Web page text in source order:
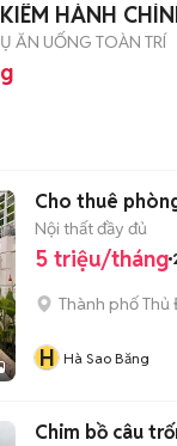
HÀNH
ĂN UỐNG TOÀN TRÍ
Cho thuê
Nội thất đầy đủ
5 triệu/tháng
Thành phố Thủ
H Hà Sao Băng
Chim bồ câu